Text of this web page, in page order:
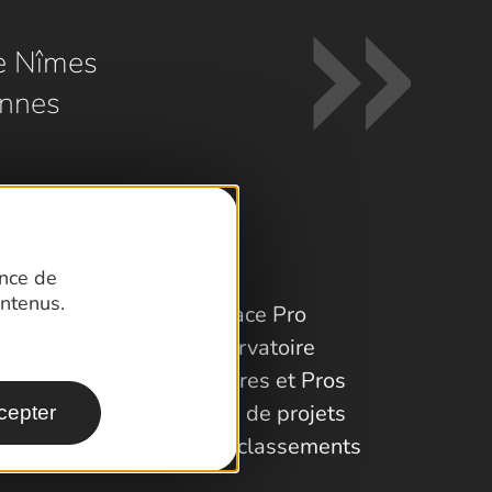
de
Nîmes
Espace Pro
Observatoire
Partenaires et Pros
Porteurs de projets
Labels et classements